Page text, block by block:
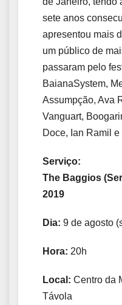
sete anos
apresentou mais
um público de
passaram pelo
BaianaSystem,
Assumpção, Ava
Vanguart,
Doce, Ian Ramil
Serviço:
The Baggios
2019
Dia: 9 de agosto
Hora: 20h
Local: Centro da
Távola